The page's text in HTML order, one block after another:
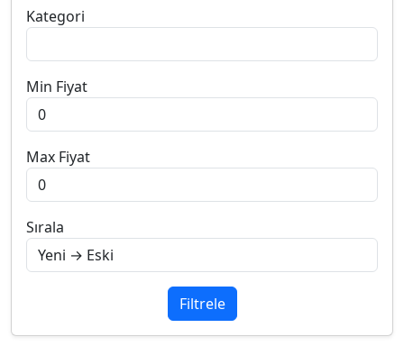
Kategori
Min Fiyat
Max Fiyat
Sırala
Filtrele